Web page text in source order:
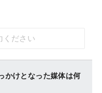
かけとなった媒体は何